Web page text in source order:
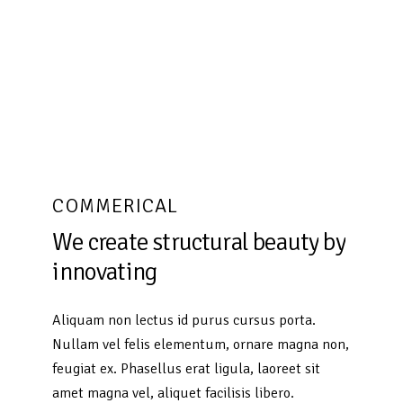
COMMERICAL
We createstructural beauty by
innovating
Aliquam non lectus id purus cursus porta.
Nullam vel felis elementum, ornare magna non,
feugiat ex. Phasellus erat ligula, laoreet sit
amet magna vel, aliquet facilisis libero.